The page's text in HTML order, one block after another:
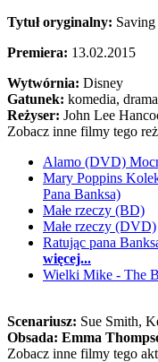
Tytuł oryginalny:
Premiera: 13.02.2015
Wytwórnia: Disney
Gatunek: komedia,
Reżyser: John Lee
Zobacz inne filmy tego
Alamo (DVD)
Mary Poppins
Pana Banksa)
Małe rzeczy (BD)
Małe rzeczy (DVD)
Ratując pana
więcej...
Wielki Mike - The
Scenariusz: Sue Smith,
Obsada: Emma
Zobacz inne filmy tego